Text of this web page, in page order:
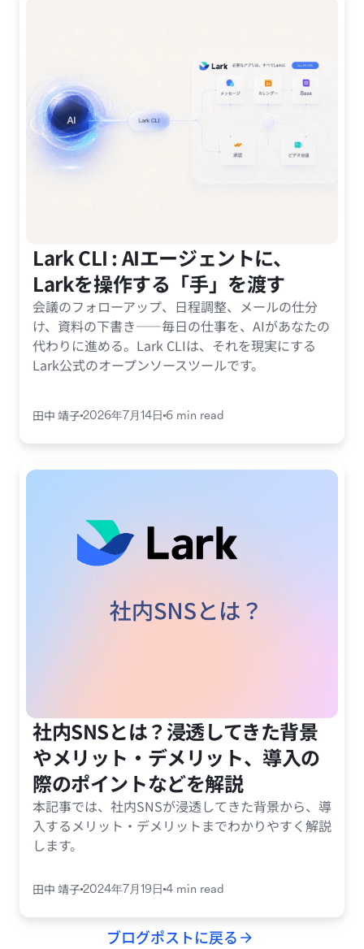
Lark CLI : AIエージェントに、
Larkを操作する「手」を渡す
会議のフォローアップ、日程調整、メールの仕分
け、資料の下書き——毎日の仕事を、AIがあなたの
代わりに進める。Lark CLIは、それを現実にする
Lark公式のオープンソースツールです。
田中 靖子2026年7月14日 6 min read
社内SNSとは？浸透してきた背景
やメリット・デメリット、導入の
際のポイントなどを解説
本記事では、社内SNSが浸透してきた背景から、導
入するメリット・デメリットまでわかりやすく解説
します。
田中 靖子2024年7月19日 4 min read
ブログポストに戻る